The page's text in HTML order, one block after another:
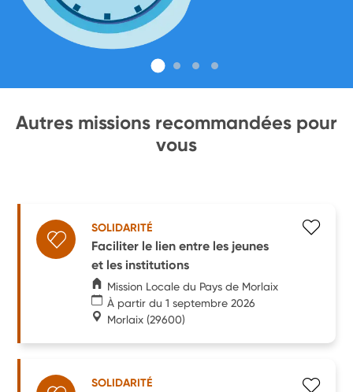
Autres missions recommandées pour
vous
SOLIDARITÉ
Faciliter le lien entre les jeunes
et les institutions
Mission Locale du Pays de Morlaix
À partir du 1 septembre 2026
Morlaix (29600)
SOLIDARITÉ